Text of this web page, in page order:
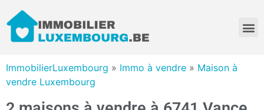
ImmobilierLuxembourg » Immo à vendre » Maison à
vendre Luxembourg